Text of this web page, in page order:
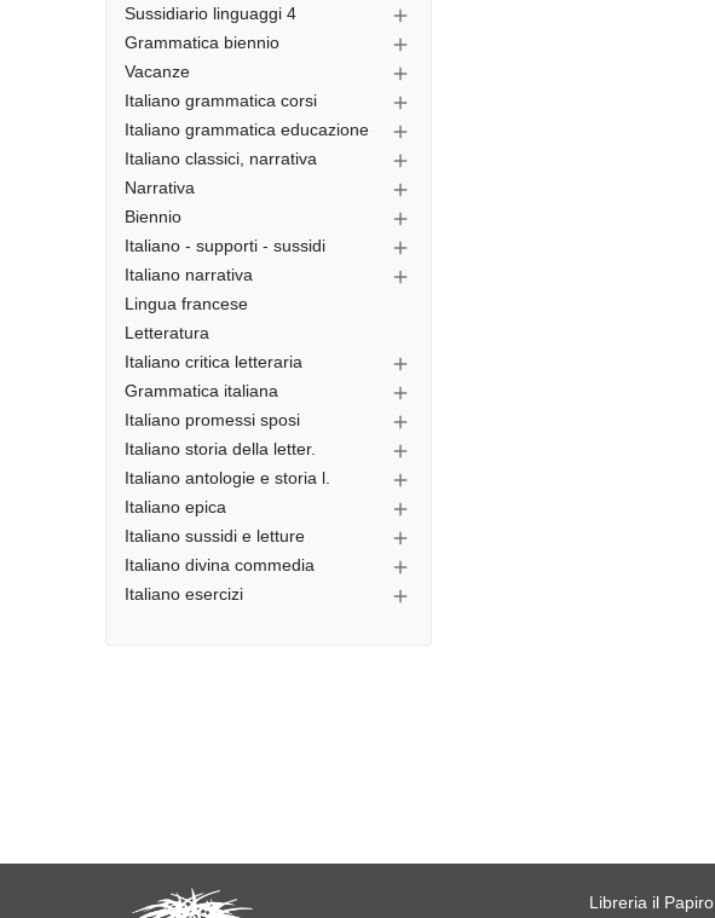
Sussidiario linguaggi 4 
Grammatica biennio 
Vacanze 
Italiano grammatica corsi 
Italiano grammatica educazione 
Italiano classici, narrativa 
Narrativa 
Biennio 
Italiano - supporti - sussidi 
Italiano narrativa 
Lingua francese
Letteratura
Italiano critica letteraria

Grammatica italiana 
Italiano promessi sposi 
Italiano storia della letter. 
Italiano antologie e storia l. 
Italiano epica 
Italiano sussidi e letture 
Italiano divina commedia 
Italiano esercizi 
Libreria il Papiro